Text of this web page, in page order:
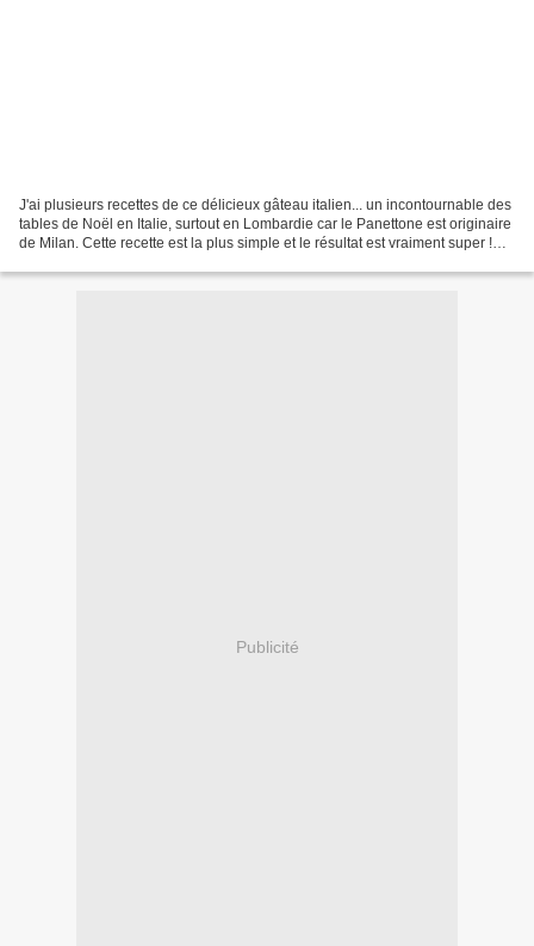
J'ai plusieurs recettes de ce délicieux gâteau italien... un incontournable des
tables de Noël en Italie, surtout en Lombardie car le Panettone est originaire
de Milan. Cette recette est la plus simple et le résultat est vraiment super !
Publicité